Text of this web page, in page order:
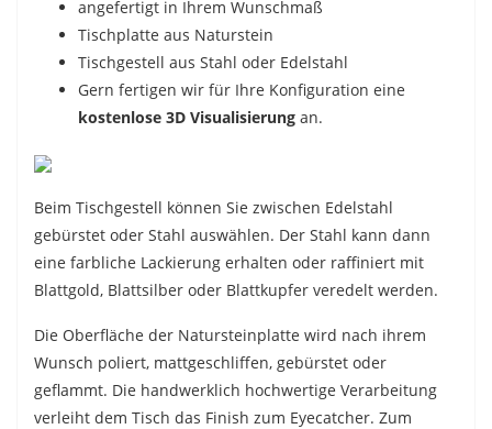
angefertigt in Ihrem Wunschmaß
Tischplatte aus Naturstein
Tischgestell aus Stahl oder Edelstahl
Gern fertigen wir für Ihre Konfiguration eine
kostenlose 3D Visualisierung an.
Beim Tischgestell können Sie zwischen Edelstahl
gebürstet oder Stahl auswählen. Der Stahl kann dann
eine farbliche Lackierung erhalten oder raffiniert mit
Blattgold, Blattsilber oder Blattkupfer veredelt werden.
Die Oberfläche der Natursteinplatte wird nach ihrem
Wunsch poliert, mattgeschliffen, gebürstet oder
geflammt. Die handwerklich hochwertige Verarbeitung
verleiht dem Tisch das Finish zum Eyecatcher. Zum